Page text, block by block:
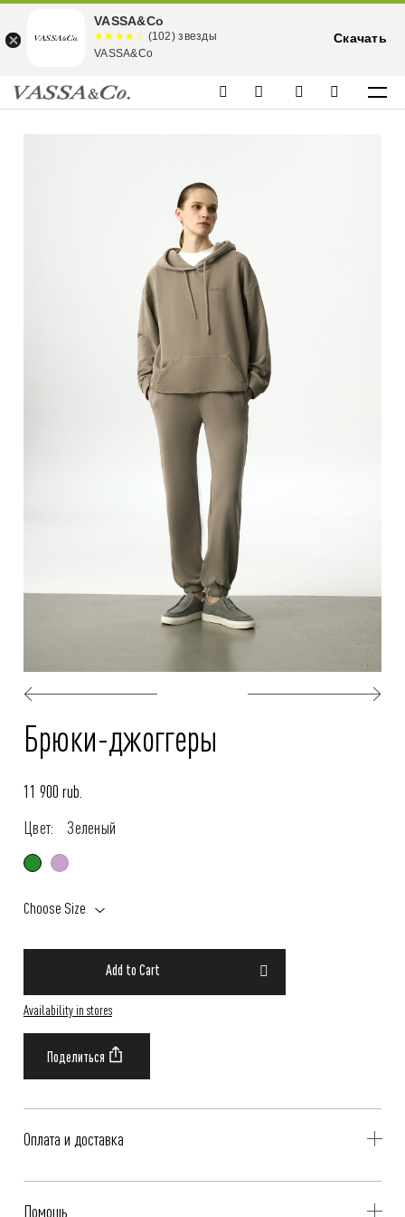
Брюки-джоггеры
11 900 rub.
Цвет:
Зеленый
Choose Size
Add to Cart
Availability in stores
Оплата и доставка
Помощь
VASSA&Co
☆☆☆☆☆
★★★★
★
(102) звезды
VASSA&Co
Скачать